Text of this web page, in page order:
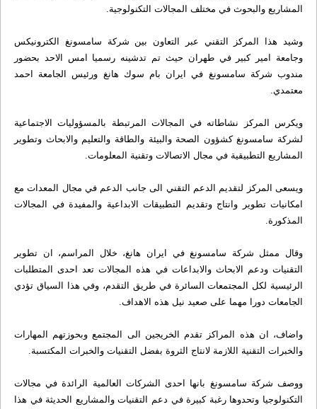
المشاريع والبحوث في مختلف المجالات التكنولوجية.
وشيد هذا المركز التقني عبر التعاون بين شركة سامسونغ الكترونيكس
وجامعة امير كبير في طهران حيث تم تدشينه رسميا امس الاحد بحضور
مندوب شركة سامسونغ في ايران بام سوك هانغ ورئيس الجامعة احمد
معتمدي.
ويكرس المركز نشاطاته في المجالات المرتبطة بالمسؤوليات الاجتماعية
لشركة سامسونغ كشؤون الصحة والبيئة والطاقة والتعليم والابحاث وتطوير
المشاريع التطبيقية في مجال الاتصالات وتقنية المعلومات.
ويسعى المركز لتقديم الدعم التقني الى جانب الدعم في مجال المعدات مع
امكانيات تطوير وانتاج وتقديم التطبيقات الابداعية والمفيدة في المجالات
المذكورة.
وقال ممثل شركة سامسونغ في ايران هانغ، خلال المراسم، ان تطوير
التقنيات ودعم الابحاث والابداعات في هذه المجالات تعد احدى المتطلبات
الرئيسية لكل المجتمعات السائرة في طريق التقدم، وفي هذا السياق تؤدي
الجامعات دورا مهما على صعيد نيل هذه الاهداف.
واضاف، ان هذه المراكز تقدم الخريجين الى المجتمع وبحوزتهم المهارات
والخبرات التقنية اللازمة لانتاج الثروة بفضل التقنيات والخبرات المكتسبة.
ووصف شركة سامسونغ بانها احدى الشركات العالمية الرائدة في مجالات
التكنولوجيا وتحدوها رغبة كبيرة في دعم التقنيات والمشاريع الحديثة في هذا